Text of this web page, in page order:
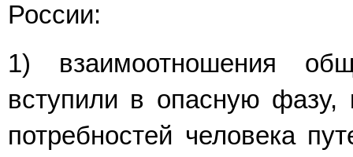
России:
1) взаимоотношения
вступили в опасную фазу,
потребностей человека